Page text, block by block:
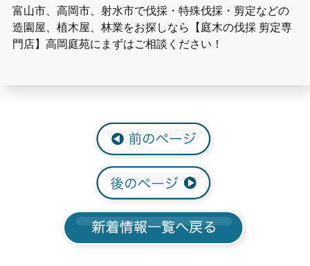
富山市、高岡市、射水市で伐採・特殊伐採・剪定などの
造園屋、植木屋、林業をお探しなら【庭木の伐採 剪定専
門店】高岡庭苑にまずはご相談ください！